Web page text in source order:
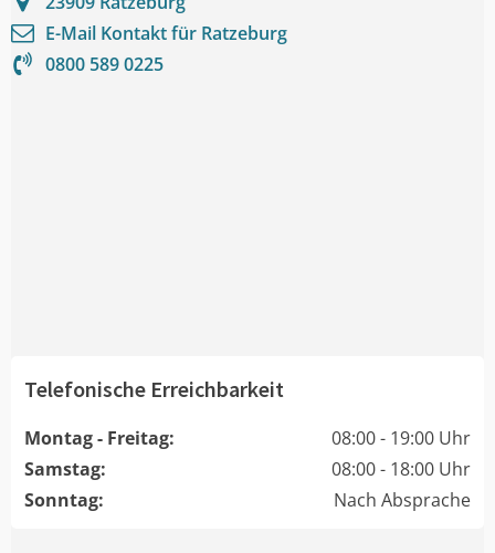
E-Mail Kontakt für Ratzeburg
0800 589 0225
Telefonische Erreichbarkeit
Montag - Freitag:
08:00 - 19:00 Uhr
Samstag:
08:00 - 18:00 Uhr
Sonntag:
Nach Absprache